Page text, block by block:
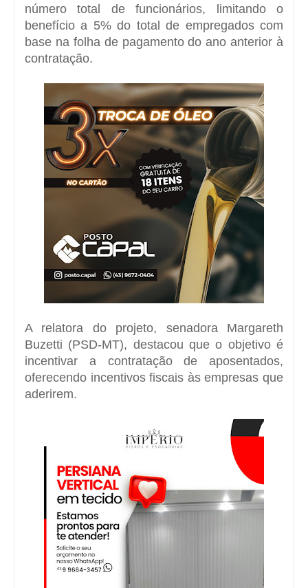
número total de funcionários, limitando o
benefício a 5% do total de empregados com
base na folha de pagamento do ano anterior à
contratação.
A relatora do projeto, senadora Margareth
Buzetti (PSD-MT), destacou que o objetivo é
incentivar a contratação de aposentados,
oferecendo incentivos fiscais às empresas que
aderirem.